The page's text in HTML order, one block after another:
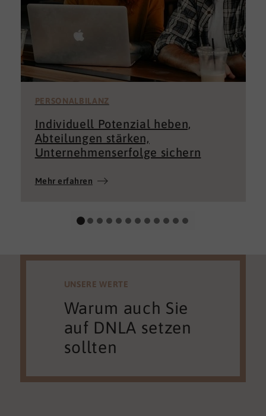
PERSONALBILANZ
Individuell Potenzial heben,
Abteilungen stärken,
Unternehmenserfolge sichern
Mehr erfahren
UNSERE WERTE
Warum auch Sie
auf DNLA setzen
sollten